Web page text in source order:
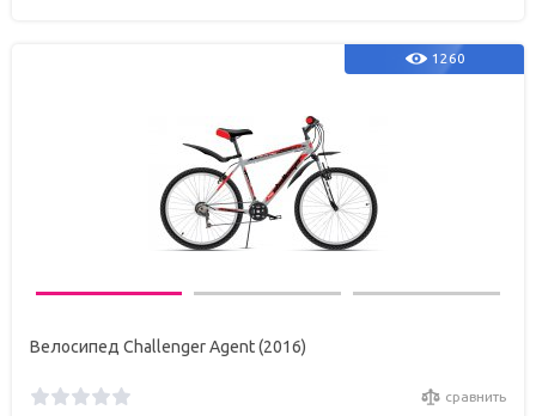
1260
Велосипед Challenger Agent (2016)
сравнить